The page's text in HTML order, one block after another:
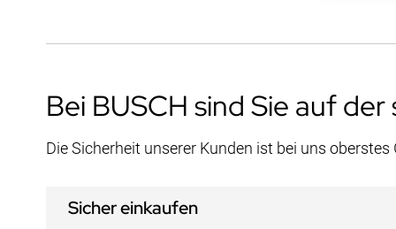
Bei BUSCH sind Sie auf
Die Sicherheit unserer Kunden ist bei uns
Sicher einkaufen